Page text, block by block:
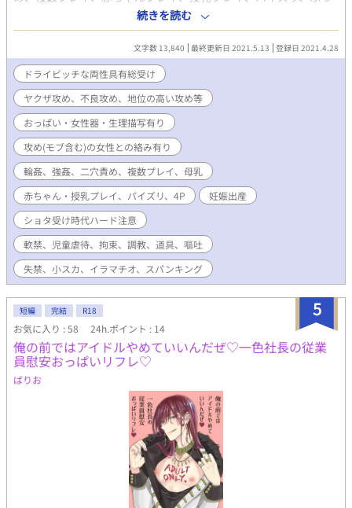
かけ、イラマチオ、母乳など。 ＊ヤクザ攻め、不良攻め、地位の
高い攻めなど。 ＊おっぱい・女性器・生理描写有り ＊受けはドラ
イなので愛は芽生えません。 ＊サラッと犯罪行為を多数していま
すが、罪に問われず反省もしないし償いません。苦手な方はご注
意を。 ＊親世代、子世代でマワしてます(4P) ＊妊娠出産子育て有
り。 受けの過去) ＊ショタ時代はハード描写です。ショタ受け注
意。 ＊軟禁、児童虐待、拘束、失禁、小スカ、道具、調教(ハー
ド)、スパンキング、嘔吐有り。 ＊攻め(モブ含む)の女性との絡み
有り。 ＊女性本人は満足しているけど酷い目に合います。
続きを読む
文字数 13,840 最終更新日 2021.5.13 登録日 2021.4.28
ドライビッチな両性具有総受け
ヤクザ攻め、不良攻め、地位の高い攻め等
おっぱい・女性器・生理描写有り
攻め(モブ含む)の女性との絡み有り
輪姦、強姦、二穴責め、複数プレイ、母乳
赤ちゃん・授乳プレイ、パイズリ、4P
妊娠出産
ショタ受け時代ハード注意
軟禁、児童虐待、拘束、調教、道具、嘔吐
失禁、小スカ、イラマチオ、スパンキング
5
短編 完結 R18
お気に入り : 58 24h.ポイント : 14
俺の前ではアイドルやめていいんだぜ♡一色社長の従業
員慰安おっぱいリフレ♡
ばりお